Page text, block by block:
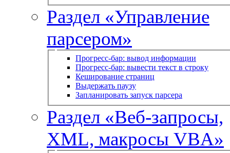
Раздел «Управление
парсером»
Прогресс-бар: вывод информации
Прогресс-бар: вывести текст в строку
Кеширование страниц
Выдержать паузу
Запланировать запуск парсера
Раздел «Веб-запросы,
XML, макросы VBA»